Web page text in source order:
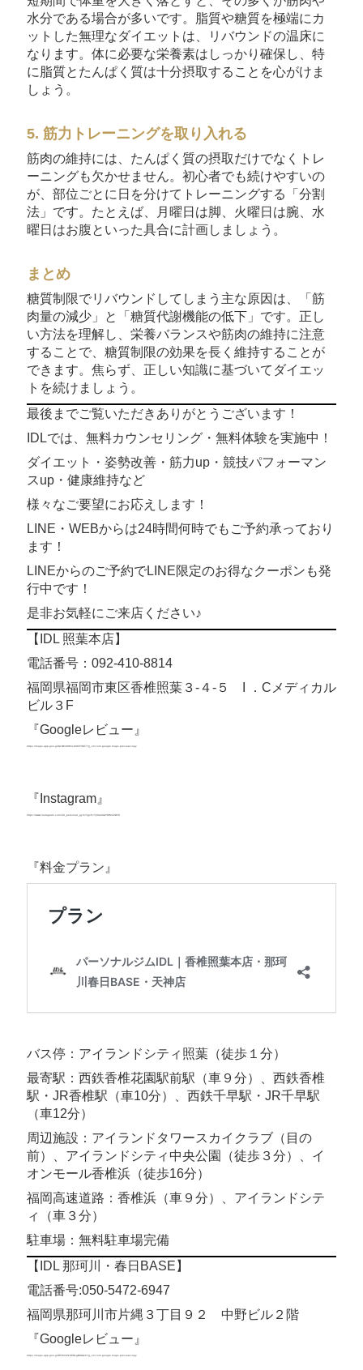
水分である場合が多いです。脂質や糖質を極端にカ
ットした無理なダイエットは、リバウンドの温床に
なります。体に必要な栄養素はしっかり確保し、特
に脂質とたんぱく質は十分摂取することを心がけま
しょう。
5. 筋力トレーニングを取り入れる
筋肉の維持には、たんぱく質の摂取だけでなくトレ
ーニングも欠かせません。初心者でも続けやすいの
が、部位ごとに日を分けてトレーニングする「分割
法」です。たとえば、月曜日は脚、火曜日は腕、水
曜日はお腹といった具合に計画しましょう。
まとめ
糖質制限でリバウンドしてしまう主な原因は、「筋
肉量の減少」と「糖質代謝機能の低下」です。正し
い方法を理解し、栄養バランスや筋肉の維持に注意
することで、糖質制限の効果を長く維持することが
できます。焦らず、正しい知識に基づいてダイエッ
トを続けましょう。
最後までご覧いただきありがとうございます！
IDLでは、無料カウンセリング・無料体験を実施中！
ダイエット・姿勢改善・筋力up・競技パフォーマン
スup・健康維持など
様々なご要望にお応えします！
LINE・WEBからは24時間何時でもご予約承っており
ます！
LINEからのご予約でLINE限定のお得なクーポンも発
行中です！
是非お気軽にご来店ください♪
【IDL 照葉本店】
電話番号：092-410-8814
福岡県福岡市東区香椎照葉３-４-５ I ．Cメディカル
ビル３F
『Googleレビュー』
https://maps.app.goo.gl/GcN6n8Hmx9X8VYbE7?g_st=com.google.maps.preview.copy
『Instagram』
https://www.instagram.com/idl_personal_gym?igsh=YjVtaXdwYWM2ZDY0
『料金プラン』
バス停：アイランドシティ照葉（徒歩１分）
最寄駅：西鉄香椎花園駅前駅（車９分）、西鉄香椎
駅・JR香椎駅（車10分）、西鉄千早駅・JR千早駅
（車12分）
周辺施設：アイランドタワースカイクラブ（目の
前）、アイランドシティ中央公園（徒歩３分）、イ
オンモール香椎浜（徒歩16分）
福岡高速道路：香椎浜（車９分）、アイランドシテ
ィ（車３分）
駐車場：無料駐車場完備
【IDL 那珂川・春日BASE】
電話番号:050-5472-6947
福岡県那珂川市片縄３丁目９２ 中野ビル２階
『Googleレビュー』
https://maps.app.goo.gl/DTMmPkSPG1gBUfwe6?g_st=com.google.maps.preview.copy